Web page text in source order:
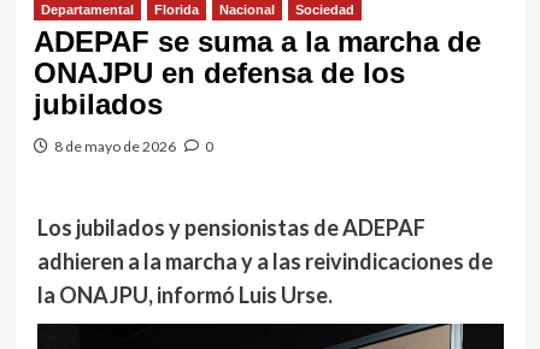
Departamental Florida Nacional Sociedad
ADEPAF se suma a la marcha de
ONAJPU en defensa de los
jubilados
8 de mayo de 2026 0
Los jubilados y pensionistas de ADEPAF
adhieren a la marcha y a las reivindicaciones de
la ONAJPU, informó Luis Urse.